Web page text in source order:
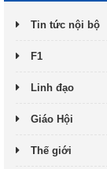
Tin tức nội bộ
F1
Linh đạo
Giáo Hội
Thế giới